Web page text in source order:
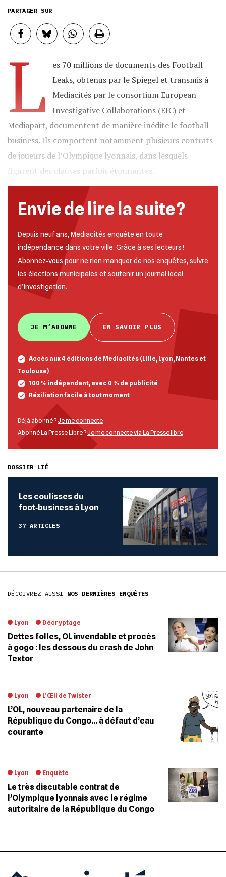
L
es 70 millions de documents des Football
Leaks, obtenus par le Spiegel et transmis à
Mediacités par le consortium European
Investigative Collaborations (EIC) et
Mediapart, documentent de manière inédite le football
business. Ils comportent notamment plusieurs contrats
de joueurs de l’Olympique lyonnais, dans lesquels
figurent des clauses parfois étonnantes.
Envie de lire la suite ?
Depuis neuf ans, Mediacités enquête en toute
indépendance dans votre ville. Grâce à ses lecteurs !
Abonnez‐vous pour ne rien manquer de nos enquêtes, suivre
les élections municipales et soutenir un journal local
d’investigation.
JE M’ABONNE EN SAVOIR PLUS
Accès aux 4 éditions de Mediacités (Lille, Lyon, Nantes et
Toulouse)
100 % indépendant, avec 0 % de publicité
Résiliation facile à tout moment
Déjà abonné ? Je me connecte
Abonné La Presse Libre ?Je me connecte via La Presse libre
DOSSIER LIÉ
Les coulisses du
foot‐business à Lyon
37 ARTICLES
PARTAGER SUR
DÉCOUVREZ AUSSI NOS DERNIÈRES ENQUÊTES
Lyon Décryptage
Dettes folles, OL invendable et procès
à gogo : les dessous du crash de John
Textor
Lyon L’Œil de Twister
L’OL, nouveau partenaire de la
République du Congo… à défaut d’eau
courante
Lyon Enquête
Le très discutable contrat de
l’Olympique lyonnais avec le régime
autoritaire de la République du Congo